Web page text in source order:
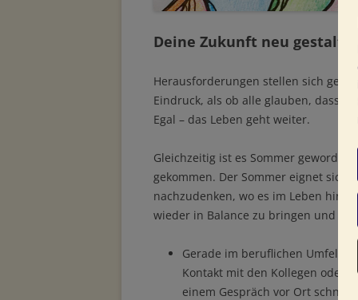
Deine Zukunft neu
Herausforderungen stellen sich
Eindruck, als ob alle glauben, dass
Egal – das Leben geht weiter.
Gleichzeitig ist es Sommer
gekommen. Der Sommer eignet sich
nachzudenken, wo es im Leben
wieder in Balance zu bringen und
Gerade im beruflichen Umfeld
Kontakt mit den Kollegen oder
einem Gespräch vor Ort schnell